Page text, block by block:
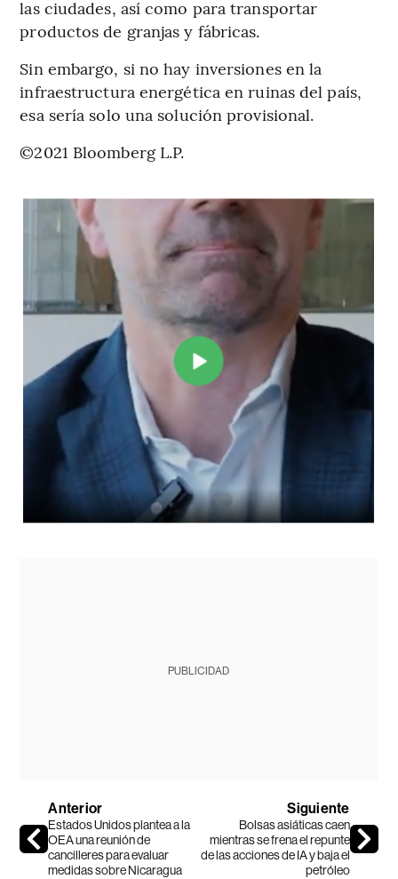
las ciudades, así como para transportar
productos de granjas y fábricas.
Sin embargo, si no hay inversiones en la
infraestructura energética en ruinas del país,
esa sería solo una solución provisional.
©2021 Bloomberg L.P.
PUBLICIDAD
Anterior
Estados Unidos plantea a la
OEA una reunión de
cancilleres para evaluar
medidas sobre Nicaragua
Siguiente
Bolsas asiáticas caen
mientras se frena el repunte
de las acciones de IA y baja el
petróleo